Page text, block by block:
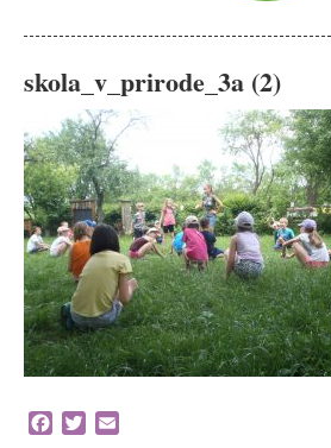
skola_v_prirode_3a (2)
Facebook
Twitter